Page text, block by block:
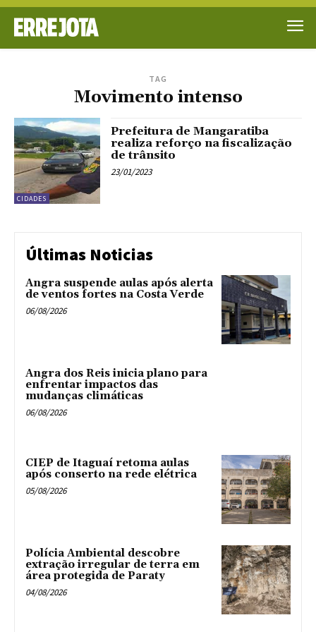
TAG
Movimento intenso
CIDADES
Prefeitura de Mangaratiba
realiza reforço na fiscalização
de trânsito
23/01/2023
Últimas Noticias
Angra suspende aulas após alerta
de ventos fortes na Costa Verde
06/08/2026
Angra dos Reis inicia plano para
enfrentar impactos das
mudanças climáticas
06/08/2026
CIEP de Itaguaí retoma aulas
após conserto na rede elétrica
05/08/2026
Polícia Ambiental descobre
extração irregular de terra em
área protegida de Paraty
04/08/2026